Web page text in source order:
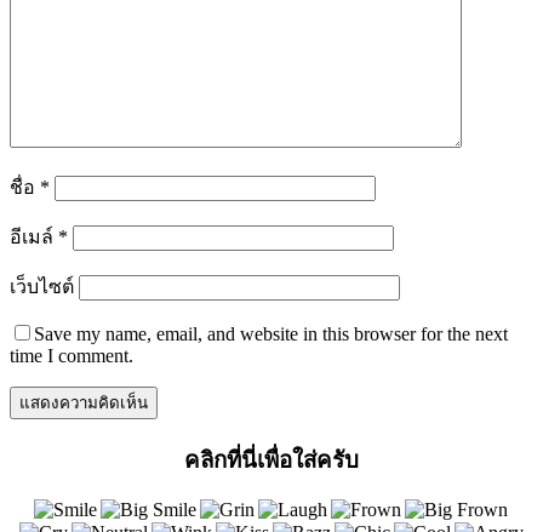
ชื่อ *
อีเมล์ *
เว็บไซต์
Save my name, email, and website in this browser for the next
time I comment.
คลิกที่นี่เพื่อใส่ครับ